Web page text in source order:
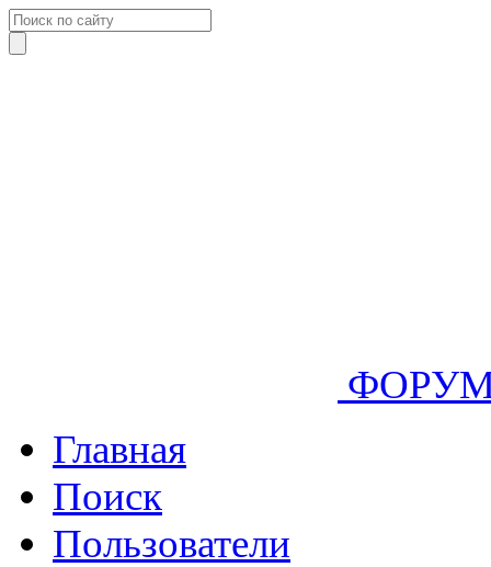
Главная
Поиск
Пользователи